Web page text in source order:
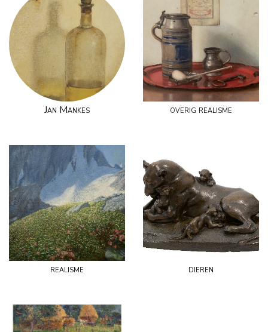
Jan Mankes overig realisme
realisme dieren